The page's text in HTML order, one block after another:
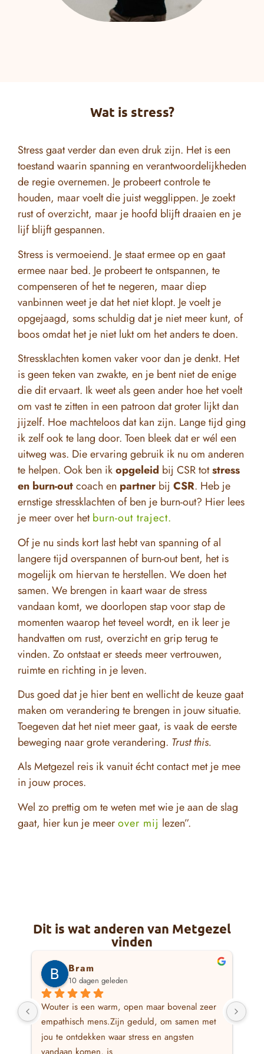
Wat is stress?
Stress gaat verder dan even druk zijn. Het is een
toestand waarin spanning en verantwoordelijkheden
de regie overnemen. Je probeert controle te
houden, maar voelt die juist wegglippen. Je zoekt
rust of overzicht, maar je hoofd blijft draaien en je
lijf blijft gespannen.
Stress is vermoeiend. Je staat ermee op en gaat
ermee naar bed. Je probeert te ontspannen, te
compenseren of het te negeren, maar diep
vanbinnen weet je dat het niet klopt. Je voelt je
opgejaagd, soms schuldig dat je niet meer kunt, of
boos omdat het je niet lukt om het anders te doen.
Stressklachten komen vaker voor dan je denkt. Het
is geen teken van zwakte, en je bent niet de enige
die dit ervaart. Ik weet als geen ander hoe het voelt
om vast te zitten in een patroon dat groter lijkt dan
jijzelf. Hoe machteloos dat kan zijn. Lange tijd ging
ik zelf ook te lang door. Toen bleek dat er wél een
uitweg was. Die ervaring gebruik ik nu om anderen
te helpen. Ook ben ikopgeleid bij CSR totstress
en burn-outcoach en partnerbij CSR. Heb je
ernstige stressklachten of ben je burn-out? Hier lees
je meer over hetburn-out traject.
Of je nu sinds kort last hebt van spanning of al
langere tijd overspannen of burn-out bent, het is
mogelijk om hiervan te herstellen. We doen het
samen. We brengen in kaart waar de stress
vandaan komt, we doorlopen stap voor stap de
momenten waarop het teveel wordt, en ik leer je
handvatten om rust, overzicht en grip terug te
vinden. Zo ontstaat er steeds meer vertrouwen,
ruimte en richting in je leven.
Dus goed dat je hier bent en wellicht de keuze gaat
maken om verandering te brengen in jouw situatie.
Toegeven dat het niet meer gaat, is vaak de eerste
beweging naar grote verandering. Trust this.
Als Metgezel reis ik vanuit écht contact met je mee
in jouw proces.
Wel zo prettig om te weten met wie je aan de slag
gaat, hier kun je meerover mij lezen”.
Dit is wat anderen van Metgezel
vinden
Bram
10 dagen geleden
Wouter is een warm, open maar bovenal zeer
empathisch mens.Zijn geduld, om samen met
jou te ontdekken waar stress en angsten